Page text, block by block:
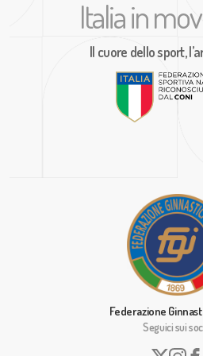
Italia in
Il cuore dello sport,
Federazione
Seguici sui